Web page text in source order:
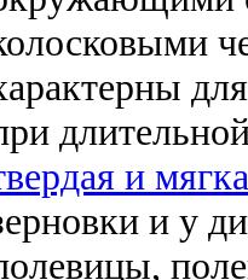
и
и у